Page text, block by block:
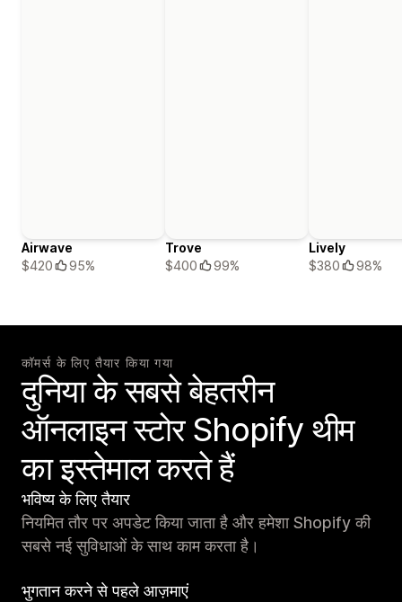
Airwave
$420
95%
Trove
$400
99%
Lively
$380
98%
कॉमर्स के लिए तैयार किया गया
दुनिया के सबसे बेहतरीन
ऑनलाइन स्टोर Shopify थीम
का इस्तेमाल करते हैं
भविष्य के लिए तैयार
नियमित तौर पर अपडेट किया जाता है और हमेशा Shopify की
सबसे नई सुविधाओं के साथ काम करता है।
भुगतान करने से पहले आज़माएं